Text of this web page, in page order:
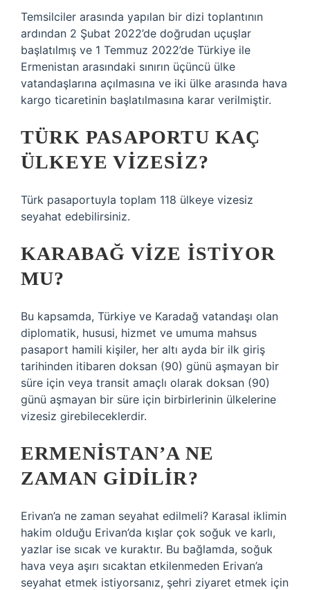
Temsilciler arasında yapılan bir dizi toplantının
ardından 2 Şubat 2022’de doğrudan uçuşlar
başlatılmış ve 1 Temmuz 2022’de Türkiye ile
Ermenistan arasındaki sınırın üçüncü ülke
vatandaşlarına açılmasına ve iki ülke arasında hava
kargo ticaretinin başlatılmasına karar verilmiştir.
TÜRK PASAPORTU KAÇ
ÜLKEYE VIZESIZ?
Türk pasaportuyla toplam 118 ülkeye vizesiz
seyahat edebilirsiniz.
KARABAĞ VIZE ISTIYOR
MU?
Bu kapsamda, Türkiye ve Karadağ vatandaşı olan
diplomatik, hususi, hizmet ve umuma mahsus
pasaport hamili kişiler, her altı ayda bir ilk giriş
tarihinden itibaren doksan (90) günü aşmayan bir
süre için veya transit amaçlı olarak doksan (90)
günü aşmayan bir süre için birbirlerinin ülkelerine
vizesiz girebileceklerdir.
ERMENISTAN’A NE
ZAMAN GIDILIR?
Erivan’a ne zaman seyahat edilmeli? Karasal iklimin
hakim olduğu Erivan’da kışlar çok soğuk ve karlı,
yazlar ise sıcak ve kuraktır. Bu bağlamda, soğuk
hava veya aşırı sıcaktan etkilenmeden Erivan’a
seyahat etmek istiyorsanız, şehri ziyaret etmek için